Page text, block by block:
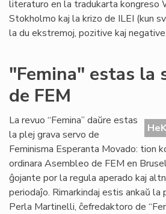
literaturo en la tradukarta kongreso
Stokholmo kaj la krizo de ILEI (kun
la du ekstremoj, pozitive kaj negative.
"Femina" estas la
de FEM
La revuo “Femina” daŭre estas
la plej grava servo de
Feminisma Esperanta Movado: tion
ordinara Asembleo de FEM en
ĝojante por la regula aperado kaj
periodaĵo. Rimarkindaj estis ankaŭ la
Perla Martinelli, ĉefredaktoro de